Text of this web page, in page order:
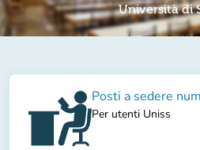
Università di
Posti a sedere
Per utenti Uniss